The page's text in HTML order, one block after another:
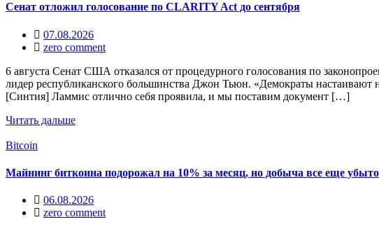
Сенат отложил голосование по CLARITY Act до сентября
07.08.2026
zero comment
6 августа Сенат США отказался от процедурного голосования по
лидер республиканского большинства Джон Тьюн. «Демократы
[Синтия] Ламмис отлично себя проявила, и мы поставим документ […]
Читать дальше
Bitcoin
Майнинг биткоина подорожал на 10% за месяц, но добыча все еще
06.08.2026
zero comment